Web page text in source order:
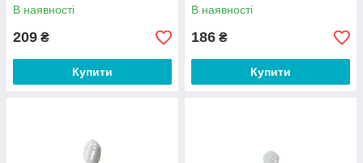
В наявності
209 ₴
Купити
В наявності
186 ₴
Купити